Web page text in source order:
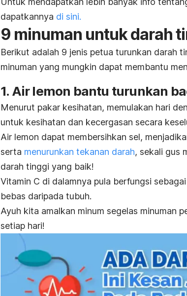
dapatkannya di sini.
9 minuman untuk darah
Berikut adalah 9 jenis petua turunkan darah
minuman yang mungkin dapat membantu
1. Air lemon bantu turunkan
Menurut pakar kesihatan, memulakan hari
untuk kesihatan dan kecergasan secara
Air lemon dapat membersihkan sel,
serta menurunkan tekanan darah, sekali gus
darah tinggi yang baik!
Vitamin C di dalamnya pula berfungsi
bebas daripada tubuh.
Ayuh kita amalkan minum segelas minuman
setiap hari!